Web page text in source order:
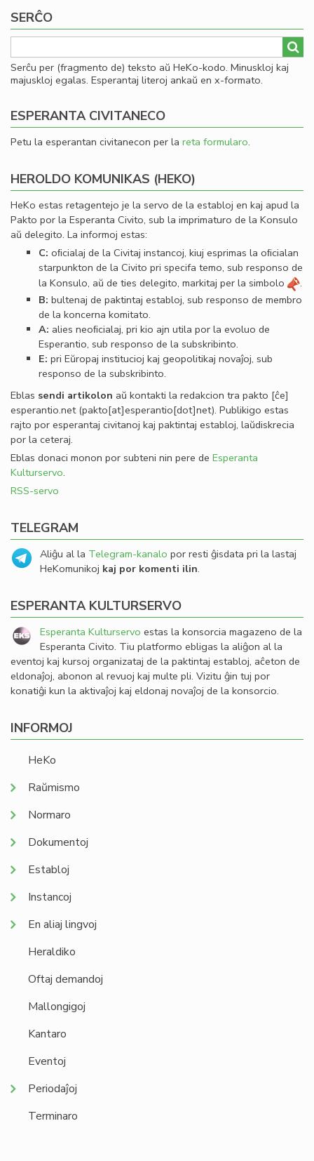
SERĈO
Serĉu per (fragmento de) teksto aŭ HeKo-kodo. Minuskloj kaj
majuskloj egalas. Esperantaj literoj ankaŭ en x-formato.
ESPERANTA CIVITANECO
Petu la esperantan civitanecon per la reta formularo.
HEROLDO KOMUNIKAS (HEKO)
HeKo estas retagentejo je la servo de la establoj en kaj apud la
Pakto por la Esperanta Civito, sub la imprimaturo de la Konsulo
aŭ delegito. La informoj estas:
C: oﬁcialaj de la Civitaj instancoj, kiuj esprimas la oﬁcialan
starpunkton de la Civito pri specifa temo, sub responso de
la Konsulo, aŭ de ties delegito, markitaj per la simbolo
.
B: bultenaj de paktintaj establoj, sub responso de membro
de la koncerna komitato.
A: alies neoﬁcialaj, pri kio ajn utila por la evoluo de
Esperantio, sub responso de la subskribinto.
E: pri Eŭropaj institucioj kaj geopolitikaj novaĵoj, sub
responso de la subskribinto.
Eblas sendi artikolon aŭ kontakti la redakcion tra pakto [ĉe]
esperantio.net(pakto[at]esperantio[dot]net). Publikigo estas
rajto por esperantaj civitanoj kaj paktintaj establoj, laŭdiskrecia
por la ceteraj.
Eblas donaci monon por subteni nin pere de Esperanta
Kulturservo.
RSS-servo
TELEGRAM
Aliĝu al la Telegram-kanalo por resti ĝisdata pri la lastaj
HeKomunikoj kaj por komenti ilin.
ESPERANTA KULTURSERVO
Esperanta Kulturservo estas la konsorcia magazeno de la
Esperanta Civito. Tiu platformo ebligas la aliĝon al la
eventoj kaj kursoj organizataj de la paktintaj establoj, aĉeton de
eldonaĵoj, abonon al revuoj kaj multe pli. Vizitu ĝin tuj por
konatiĝi kun la aktivaĵoj kaj eldonaj novaĵoj de la konsorcio.
INFORMOJ
HeKo
Raŭmismo
Normaro
Dokumentoj
Establoj
Instancoj
En aliaj lingvoj
Heraldiko
Oftaj demandoj
Mallongigoj
Kantaro
Eventoj
Periodaĵoj
Terminaro